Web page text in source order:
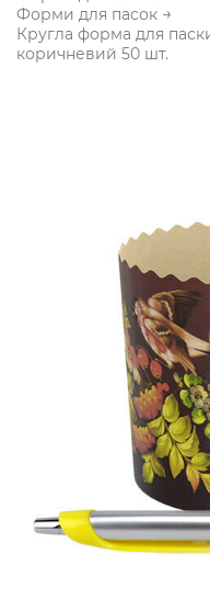
Форми для пасок →
Кругла форма для
коричневий 50 шт.